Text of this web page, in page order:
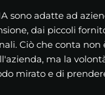
sono adatte ad
dai piccoli
Ciò che conta non
ma la
mirato e di